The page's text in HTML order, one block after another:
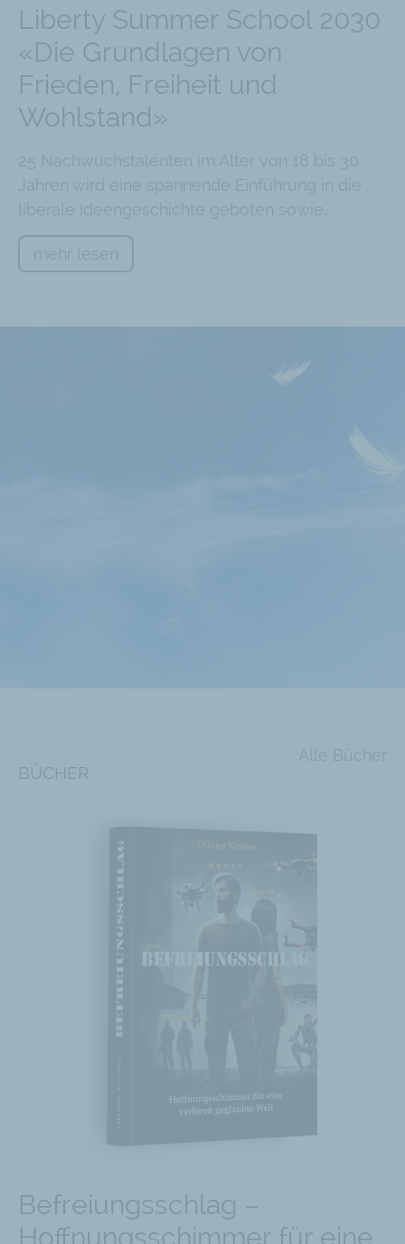
Liberty Summer School 2030
«Die Grundlagen von
Frieden, Freiheit und
Wohlstand»
25 Nachwuchstalenten im Alter von 18 bis 30
Jahren wird eine spannende Einführung in die
liberale Ideengeschichte geboten sowie…
mehr lesen
ÜBER DAS LIBERALE INSTITUT
BÜCHER
Alle Bücher
Befreiungsschlag –
Hoffnungsschimmer für eine